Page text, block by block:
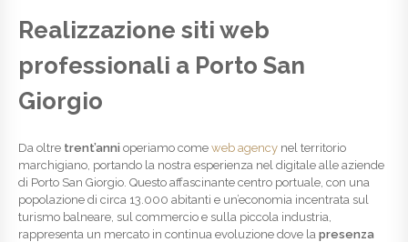
Realizzazione siti web
professionali a Porto San
Giorgio
Da oltre trent’anni operiamo come web agency nel territorio
marchigiano, portando la nostra esperienza nel digitale alle aziende
di Porto San Giorgio. Questo affascinante centro portuale, con una
popolazione di circa 13.000 abitanti e un’economia incentrata sul
turismo balneare, sul commercio e sulla piccola industria,
rappresenta un mercato in continua evoluzione dove la presenza